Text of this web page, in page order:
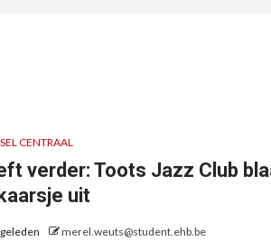
CENTRAAL
verder: Toots Jazz Club
uit
merel.weuts@student.ehb.be